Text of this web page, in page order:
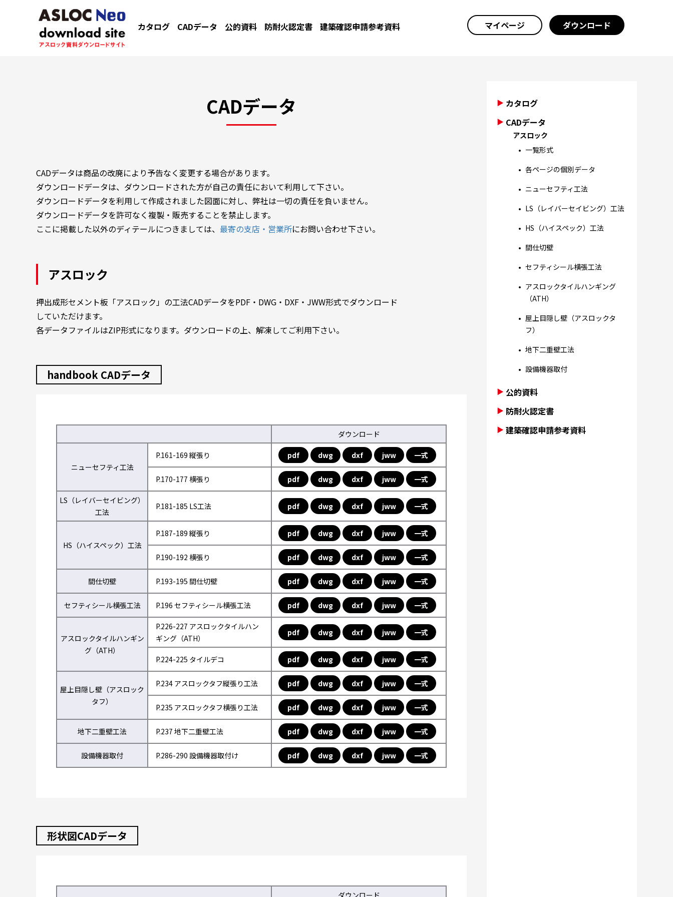
カタログ CADデータ 公的資料 防耐火認定書 建築確認申請参考資料 マイページ ダウンロード
CADデータ
CADデータは商品の改廃により予告なく変更する場合があります。
ダウンロードデータは、ダウンロードされた方が自己の責任において利用して下さい。
ダウンロードデータを利用して作成されました図面に対し、弊社は一切の責任を負いません。
ダウンロードデータを許可なく複製・販売することを禁止します。
ここに掲載した以外のディテールにつきましては、 最寄の支店・営業所にお問い合わせ下さい。
アスロック
押出成形セメント板「アスロック」の工法CADデータをPDF・DWG・DXF・JWW形式でダウンロード
していただけます。
各データファイルはZIP形式になります。ダウンロードの上、解凍してご利用下さい。
handbook CADデータ
ダウンロード
ニューセフティ工法
P.161-169 縦張り pdf dwg dxf jww 一式
P.170-177 横張り pdf dwg dxf jww 一式
LS（レイバーセイビング）
工法
P.181-185 LS工法 pdf dwg dxf jww 一式
HS（ハイスペック）工法
P.187-189 縦張り pdf dwg dxf jww 一式
P.190-192 横張り pdf dwg dxf jww 一式
間仕切壁 P.193-195 間仕切壁 pdf dwg dxf jww 一式
セフティシール横張工法 P.196 セフティシール横張工法 pdf dwg dxf jww 一式
アスロックタイルハンギン
グ（ATH）
P.226-227 アスロックタイルハン
ギング（ATH）
pdf dwg dxf jww 一式
P.224-225 タイルデコ pdf dwg dxf jww 一式
屋上目隠し壁（アスロック
タフ）
P.234 アスロックタフ縦張り工法 pdf dwg dxf jww 一式
P.235 アスロックタフ横張り工法 pdf dwg dxf jww 一式
地下二重壁工法 P.237 地下二重壁工法 pdf dwg dxf jww 一式
設備機器取付 P.286-290 設備機器取付け pdf dwg dxf jww 一式
形状図CADデータ
ダウンロード
カタログ
CADデータ
アスロック
一覧形式
各ページの個別データ
ニューセフティ工法
LS（レイバーセイビング）工法
HS（ハイスペック）工法
間仕切壁
セフティシール横張工法
アスロックタイルハンギング
（ATH）
屋上目隠し壁（アスロックタ
フ）
地下二重壁工法
設備機器取付
公的資料
防耐火認定書
建築確認申請参考資料